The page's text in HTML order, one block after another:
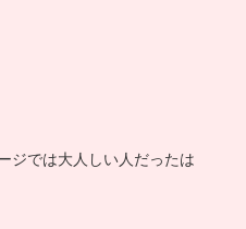
ジでは大人しい人だったは